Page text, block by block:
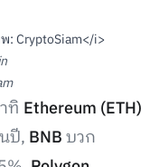
ทิ Ethereum (ETH)
ปี, BNBบวก